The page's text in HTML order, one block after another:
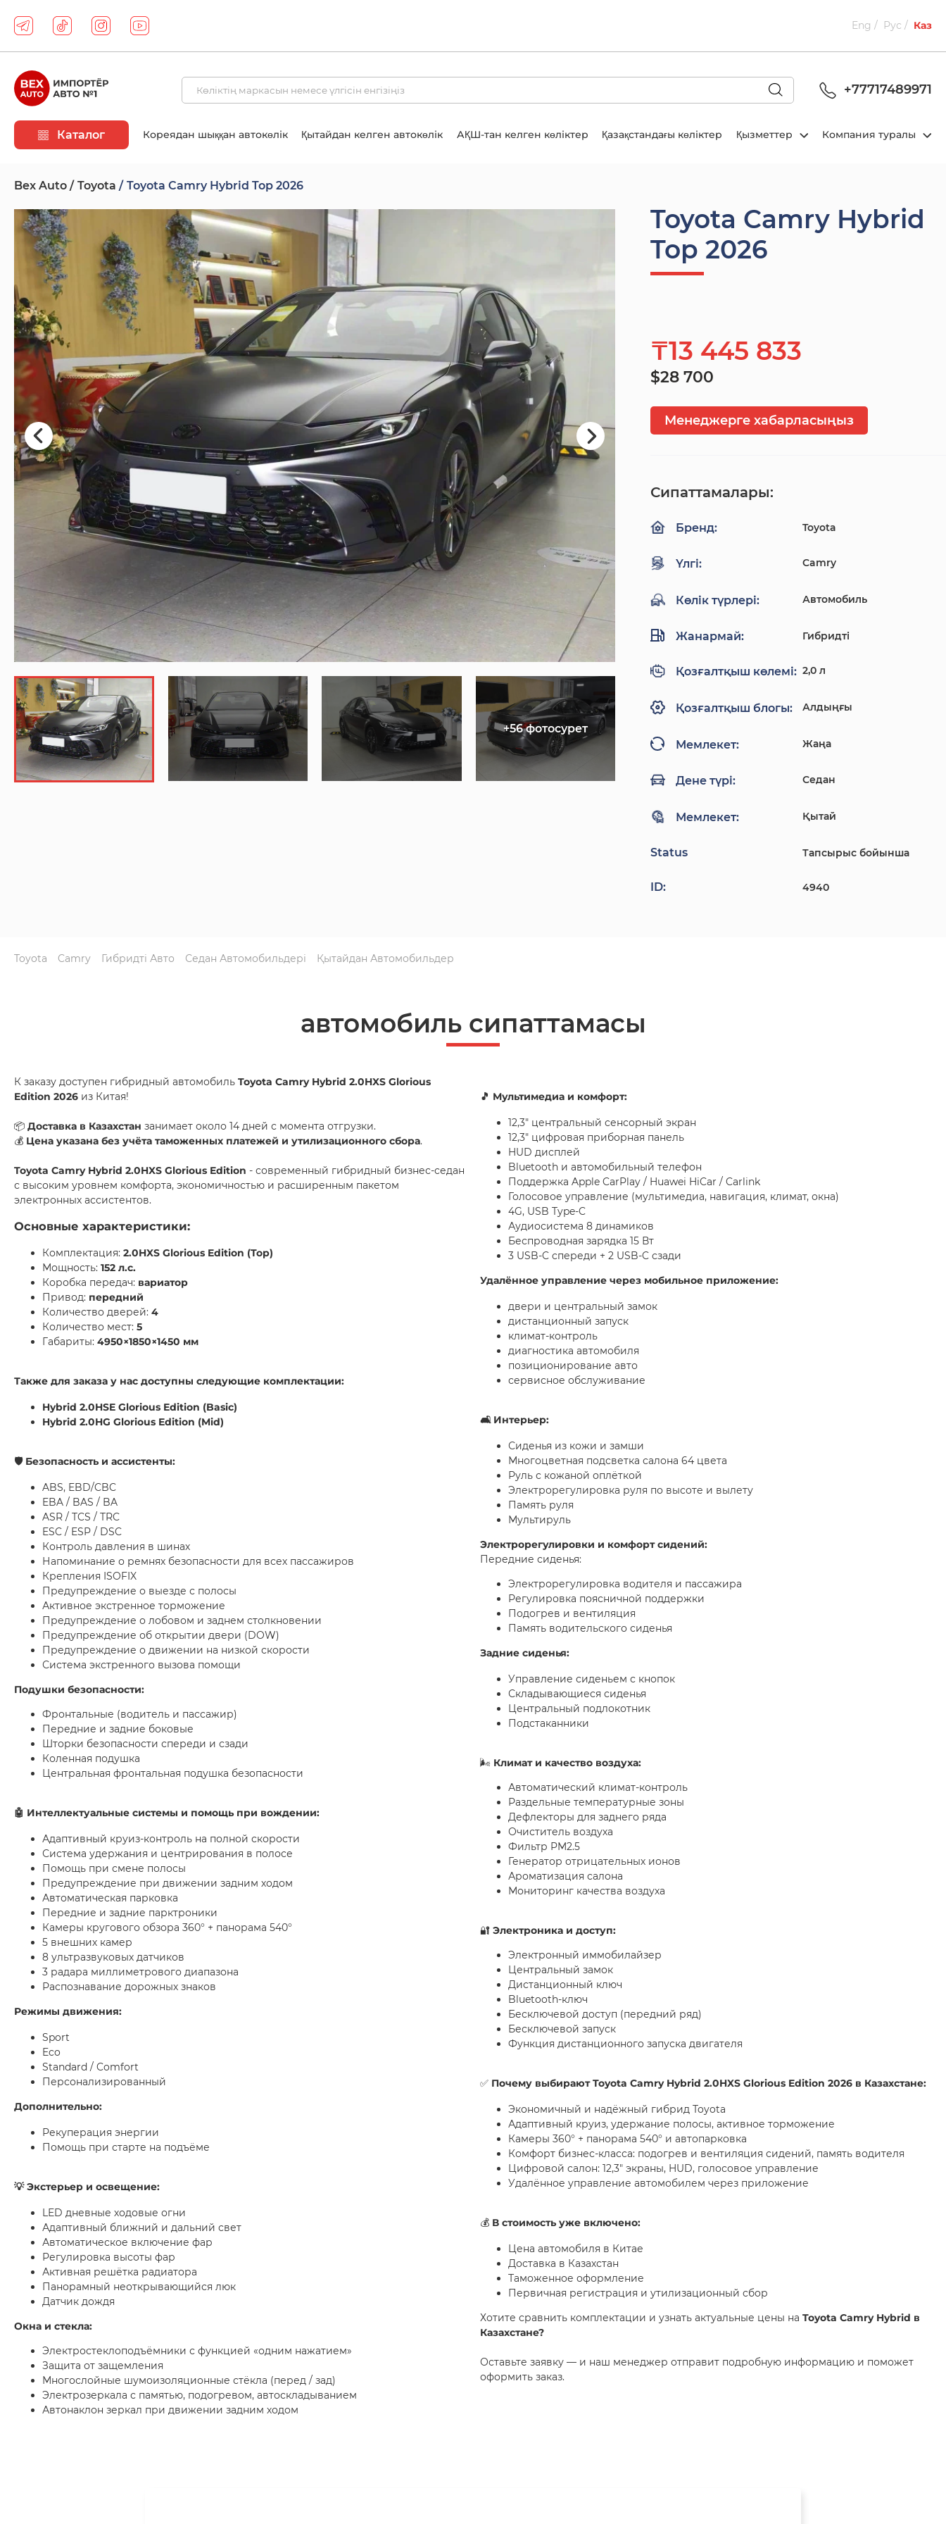
Eng Рус Каз
+77717489971
Каталог Кореядан шыққан автокөлік Қытайдан келген автокөлік АҚШ-тан келген көліктер Қазақстандағы көліктер Қызметтер Компания туралы
Bex Auto Toyota Toyota Camry Hybrid Top 2026
Toyota Camry Hybrid
Top 2026
₸13 445 833
$28 700
+56 фотосурет
Менеджерге хабарласыңыз
Сипаттамалары:
Бренд: Toyota
Үлгі: Camry
Көлік түрлері: Автомобиль
Жанармай: Гибридті
Қозғалтқыш көлемі: 2,0 л
Қозғалтқыш блогы: Алдыңғы
Мемлекет: Жаңа
Дене түрі: Седан
Мемлекет: Қытай
Status Тапсырыс бойынша
ID: 4940
Toyota Camry Гибридті Авто Седан Автомобильдері Қытайдан Автомобильдер
автомобиль сипаттамасы
К заказу доступен гибридный автомобиль Toyota Camry Hybrid 2.0HXS Glorious
Edition 2026 из Китая!
📦 Доставка в Казахстан занимает около 14 дней с момента отгрузки.
💰 Цена указана без учёта таможенных платежей и утилизационного сбора.
Toyota Camry Hybrid 2.0HXS Glorious Edition - современный гибридный бизнес-седан
с высоким уровнем комфорта, экономичностью и расширенным пакетом
электронных ассистентов.
Основные характеристики:
Комплектация: 2.0HXS Glorious Edition (Top)
Мощность: 152 л.с.
Коробка передач: вариатор
Привод: передний
Количество дверей: 4
Количество мест: 5
Габариты: 4950×1850×1450 мм
Также для заказа у нас доступны следующие комплектации:
Hybrid 2.0HSE Glorious Edition (Basic)
Hybrid 2.0HG Glorious Edition (Mid)
🛡 Безопасность и ассистенты:
ABS, EBD/CBC
EBA / BAS / BA
ASR / TCS / TRC
ESC / ESP / DSC
Контроль давления в шинах
Напоминание о ремнях безопасности для всех пассажиров
Крепления ISOFIX
Предупреждение о выезде с полосы
Активное экстренное торможение
Предупреждение о лобовом и заднем столкновении
Предупреждение об открытии двери (DOW)
Предупреждение о движении на низкой скорости
Система экстренного вызова помощи
Подушки безопасности:
Фронтальные (водитель и пассажир)
Передние и задние боковые
Шторки безопасности спереди и сзади
Коленная подушка
Центральная фронтальная подушка безопасности
🤖 Интеллектуальные системы и помощь при вождении:
Адаптивный круиз-контроль на полной скорости
Система удержания и центрирования в полосе
Помощь при смене полосы
Предупреждение при движении задним ходом
Автоматическая парковка
Передние и задние парктроники
Камеры кругового обзора 360° + панорама 540°
5 внешних камер
8 ультразвуковых датчиков
3 радара миллиметрового диапазона
Распознавание дорожных знаков
Режимы движения:
Sport
Eco
Standard / Comfort
Персонализированный
Дополнительно:
Рекуперация энергии
Помощь при старте на подъёме
💡 Экстерьер и освещение:
LED дневные ходовые огни
Адаптивный ближний и дальний свет
Автоматическое включение фар
Регулировка высоты фар
Активная решётка радиатора
Панорамный неоткрывающийся люк
Датчик дождя
Окна и стекла:
Электростеклоподъёмники с функцией «одним нажатием»
Защита от защемления
Многослойные шумоизоляционные стёкла (перед / зад)
Электрозеркала с памятью, подогревом, автоскладыванием
Автонаклон зеркал при движении задним ходом
🎵 Мультимедиа и комфорт:
12,3" центральный сенсорный экран
12,3" цифровая приборная панель
HUD дисплей
Bluetooth и автомобильный телефон
Поддержка Apple CarPlay / Huawei HiCar / Carlink
Голосовое управление (мультимедиа, навигация, климат, окна)
4G, USB Type-C
Аудиосистема 8 динамиков
Беспроводная зарядка 15 Вт
3 USB-C спереди + 2 USB-C сзади
Удалённое управление через мобильное приложение:
двери и центральный замок
дистанционный запуск
климат-контроль
диагностика автомобиля
позиционирование авто
сервисное обслуживание
🛋 Интерьер:
Сиденья из кожи и замши
Многоцветная подсветка салона 64 цвета
Руль с кожаной оплёткой
Электрорегулировка руля по высоте и вылету
Память руля
Мультируль
Электрорегулировки и комфорт сидений:
Передние сиденья:
Электрорегулировка водителя и пассажира
Регулировка поясничной поддержки
Подогрев и вентиляция
Память водительского сиденья
Задние сиденья:
Управление сиденьем с кнопок
Складывающиеся сиденья
Центральный подлокотник
Подстаканники
🌬 Климат и качество воздуха:
Автоматический климат-контроль
Раздельные температурные зоны
Дефлекторы для заднего ряда
Очиститель воздуха
Фильтр PM2.5
Генератор отрицательных ионов
Ароматизация салона
Мониторинг качества воздуха
🔐 Электроника и доступ:
Электронный иммобилайзер
Центральный замок
Дистанционный ключ
Bluetooth-ключ
Бесключевой доступ (передний ряд)
Бесключевой запуск
Функция дистанционного запуска двигателя
✅ Почему выбирают Toyota Camry Hybrid 2.0HXS Glorious Edition 2026 в Казахстане:
Экономичный и надёжный гибрид Toyota
Адаптивный круиз, удержание полосы, активное торможение
Камеры 360° + панорама 540° и автопарковка
Комфорт бизнес-класса: подогрев и вентиляция сидений, память водителя
Цифровой салон: 12,3" экраны, HUD, голосовое управление
Удалённое управление автомобилем через приложение
💰 В стоимость уже включено:
Цена автомобиля в Китае
Доставка в Казахстан
Таможенное оформление
Первичная регистрация и утилизационный сбор
Хотите сравнить комплектации и узнать актуальные цены на Toyota Camry Hybrid в
Казахстане?
Оставьте заявку — и наш менеджер отправит подробную информацию и поможет
оформить заказ.